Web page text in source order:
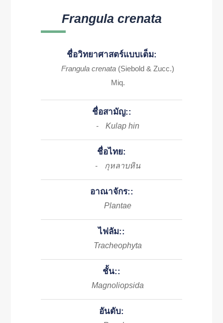
Frangula crenata
ชื่อวิทยาศาสตร์แบบเต็ม:
Frangula crenata (Siebold & Zucc.)
Miq.
ชื่อสามัญ::
- Kulap hin
ชื่อไทย:
- กุหลาบหิน
อาณาจักร::
Plantae
ไฟลัม::
Tracheophyta
ชั้น::
Magnoliopsida
อันดับ: